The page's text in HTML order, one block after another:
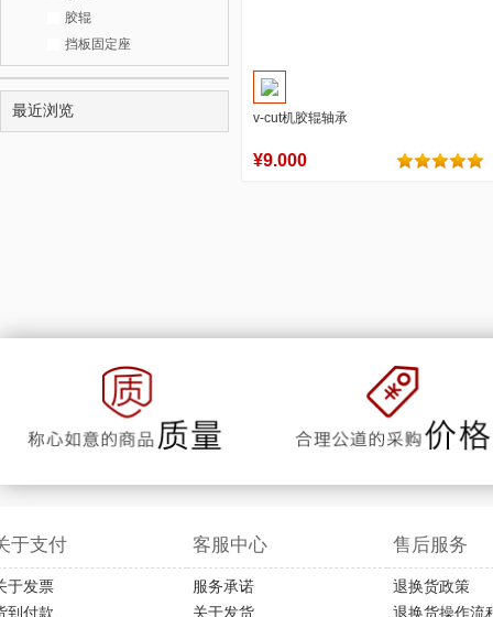
胶辊
挡板固定座
最近浏览 v-cut机胶辊轴承
¥9.000
于支付
于发票
到付款
客服中心
服务承诺
关于发货
售后服务
退换货政策
退换货操作流